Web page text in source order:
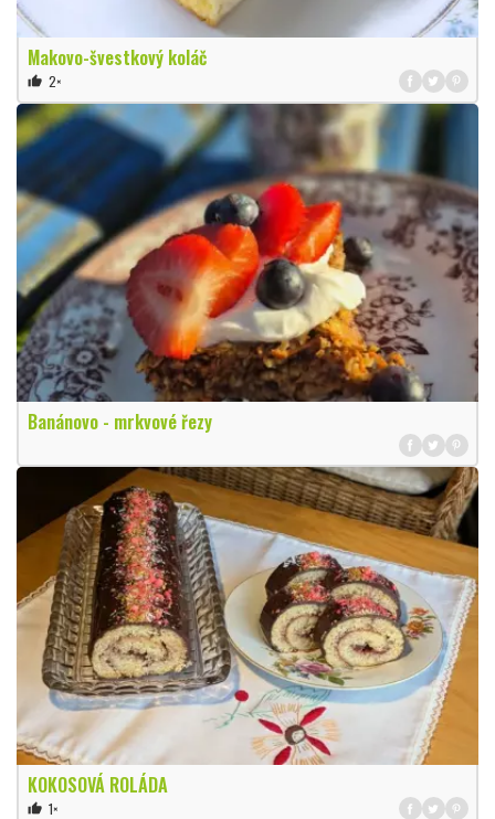
Makovo-švestkový koláč
thumb_up 2×
Banánovo - mrkvové řezy
KOKOSOVÁ ROLÁDA
thumb_up 1×